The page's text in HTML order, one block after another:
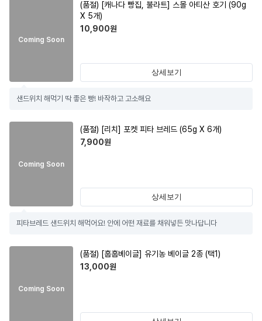
Coming Soon
(품절) [캐나다 빵집, 불라트] 스몰 아티산 호기 (90g
X 5개)
10,900원
상세보기
샌드위치 해먹기 딱 좋은 빵! 바작하고 고소해요
Coming Soon
(품절) [리치] 포켓 피타 브레드 (65g X 6개)
7,900원
상세보기
피타브레드 샌드위치 해먹어요! 안에 어떤 재료를 채워넣든 맛나답니다
Coming Soon
(품절) [훕훕베이글] 유기농 베이글 2종 (택1)
13,000원